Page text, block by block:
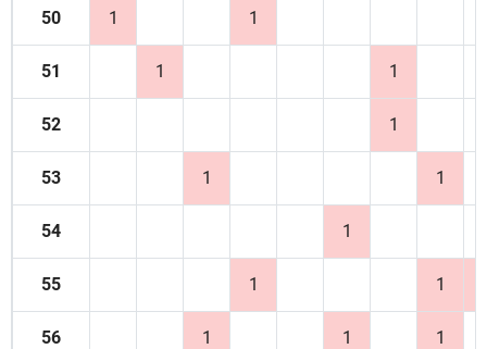
50 1 1
51 1 1
52 1
53 1 1
54 1
55 1 1
56 1 1 1